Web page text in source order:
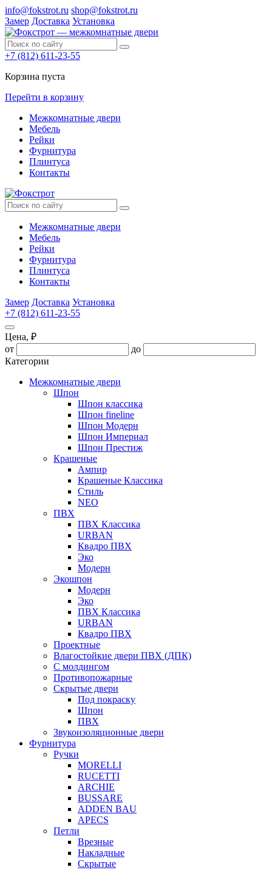
info@fokstrot.ru shop@fokstrot.ru
Замер Доставка Установка
+7 (812) 611-23-55
Корзина пуста
Перейти в корзину
Межкомнатные двери
Мебель
Рейки
Фурнитура
Плинтуса
Контакты
Межкомнатные двери
Мебель
Рейки
Фурнитура
Плинтуса
Контакты
Замер Доставка Установка
+7 (812) 611-23-55
Цена, ₽
от
до
Категории
Межкомнатные двери
Шпон
Шпон классика
Шпон fineline
Шпон Модерн
Шпон Империал
Шпон Престиж
Крашеные
Ампир
Крашеные Классика
Стиль
NEO
ПВХ
ПВХ Классика
URBAN
Квадро ПВХ
Эко
Модерн
Экошпон
Модерн
Эко
ПВХ Классика
URBAN
Квадро ПВХ
Проектные
Влагостойкие двери ПВХ (ДПК)
С молдингом
Противопожарные
Скрытые двери
Под покраску
Шпон
ПВХ
Звукоизоляционные двери
Фурнитура
Ручки
MORELLI
RUCETTI
ARCHIE
BUSSARE
ADDEN BAU
APECS
Петли
Врезные
Накладные
Скрытые